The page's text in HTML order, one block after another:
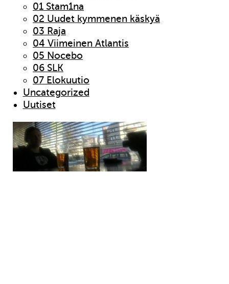
01 Stam1na
02 Uudet kymmenen käskyä
03 Raja
04 Viimeinen Atlantis
05 Nocebo
06 SLK
07 Elokuutio
Uncategorized
Uutiset